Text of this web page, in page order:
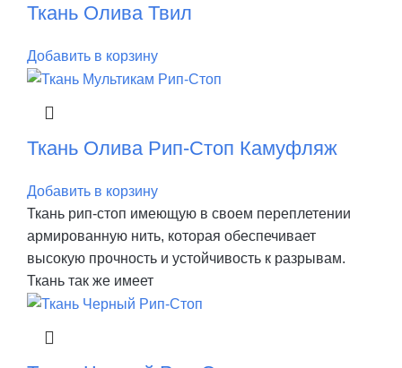
Ткань Олива Твил
Добавить в корзину
Ткань Олива Рип-Стоп Камуфляж
Добавить в корзину
Ткань рип-стоп имеющую в своем переплетении
армированную нить, которая обеспечивает
высокую прочность и устойчивость к разрывам.
Ткань так же имеет